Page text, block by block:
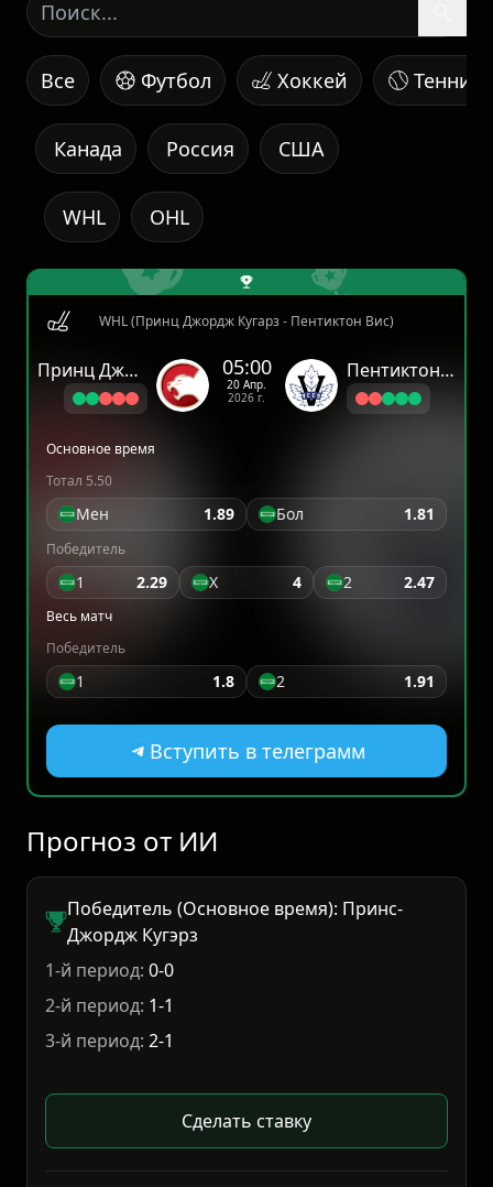
Все Футбол Хоккей Теннис
Россия США
Канада
WHL OHL
WHL (Принц Джордж Кугарз - Пентиктон Вис)
Принц Джордж Кугарз 05:00
20 Апр.
2026 г.
Пентиктон Вис
Основное время
Тотал 5.50
Мен 1.89 Бол 1.81
Победитель
1 2.29 X 4 2 2.47
Весь матч
Победитель
1 1.8 2 1.91
Вступить в телеграмм
Прогноз от ИИ
Победитель (Основное время): Принс-
Джордж Кугэрз
1-й период: 0-0
2-й период: 1-1
3-й период: 2-1
Сделать ставку